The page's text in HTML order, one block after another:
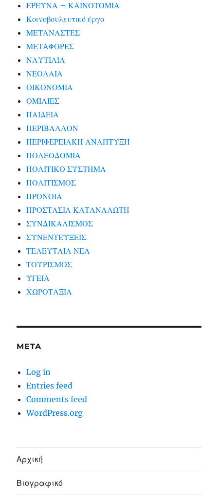
ΕΡΕΥΝΑ – ΚΑΙΝΟΤΟΜΙΑ
Κοινοβουλευτικό έργο
ΜΕΤΑΝΑΣΤΕΣ
ΜΕΤΑΦΟΡΕΣ
ΝΑΥΤΙΛΙΑ
ΝΕΟΛΑΙΑ
ΟΙΚΟΝΟΜΙΑ
ΟΜΙΛΙΕΣ
ΠΑΙΔΕΙΑ
ΠΕΡΙΒΑΛΛΟΝ
ΠΕΡΙΦΕΡΕΙΑΚΗ ΑΝΑΠΤΥΞΗ
ΠΟΛΕΟΔΟΜΙΑ
ΠΟΛΙΤΙΚΟ ΣΥΣΤΗΜΑ
ΠΟΛΙΤΙΣΜΟΣ
ΠΡΟΝΟΙΑ
ΠΡΟΣΤΑΣΙΑ ΚΑΤΑΝΑΛΩΤΗ
ΣΥΝΔΙΚΑΛΙΣΜΟΣ
ΣΥΝΕΝΤΕΥΞΕΙΣ
ΤΕΛΕΥΤΑΙΑ ΝΕΑ
ΤΟΥΡΙΣΜΟΣ
ΥΓΕΙΑ
ΧΩΡΟΤΑΞΙΑ
META
Log in
Entries feed
Comments feed
WordPress.org
Αρχική
Βιογραφικό